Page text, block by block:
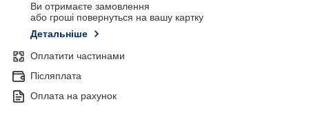
Ви отримаєте замовлення
або гроші повернуться на вашу картку
Детальніше
Оплатити частинами
Післяплата
Оплата на рахунок